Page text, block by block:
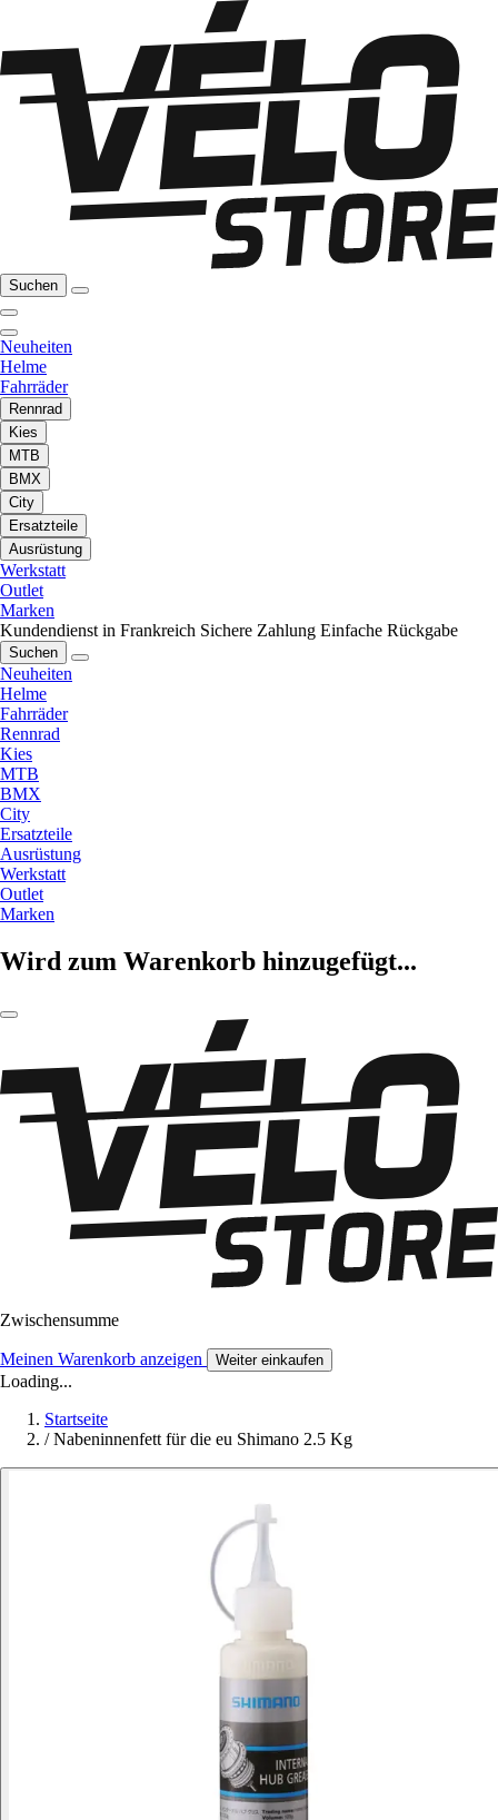
Suchen
Neuheiten
Helme
Fahrräder
Rennrad
Kies
MTB
BMX
City
Ersatzteile
Ausrüstung
Werkstatt
Outlet
Marken
Kundendienst in Frankreich Sichere Zahlung Einfache Rückgabe
Suchen
Neuheiten
Helme
Fahrräder
Rennrad
Kies
MTB
BMX
City
Ersatzteile
Ausrüstung
Werkstatt
Outlet
Marken
Wird zum Warenkorb hinzugefügt...
Zwischensumme
Meinen Warenkorb anzeigen Weiter einkaufen
Loading...
Startseite
/ Nabeninnenfett für die eu Shimano 2.5 Kg